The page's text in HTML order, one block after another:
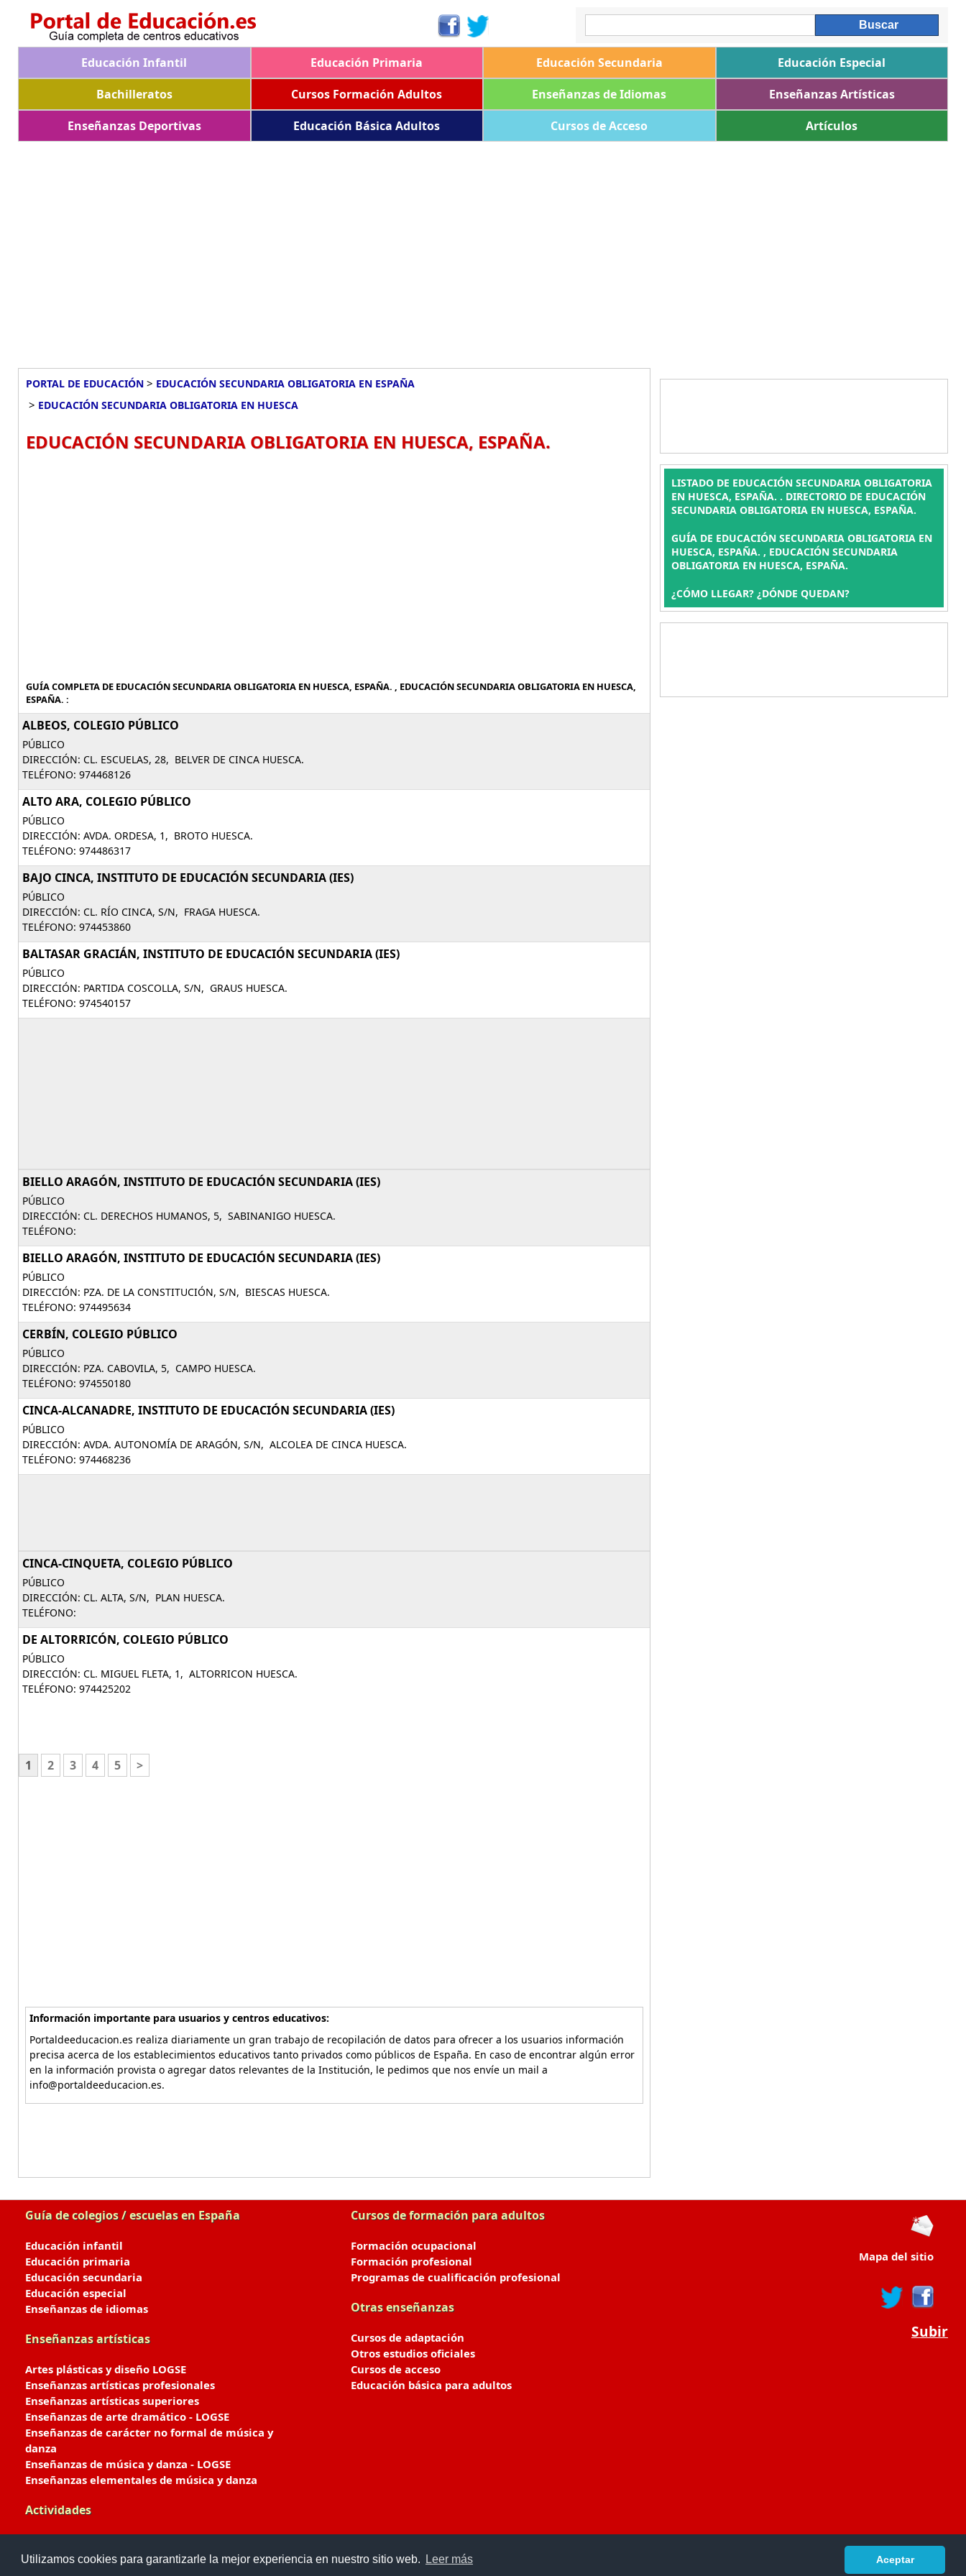
Utilizamos cookies para garantizarle la mejor experiencia en nuestro sitio web. Leer más Aceptar
Educación Infantil Educación Primaria Educación Secundaria
Educación Especial
Bachilleratos
Cursos Formación Adultos Enseñanzas de Idiomas
Enseñanzas Artísticas
Enseñanzas Deportivas
Educación Básica Adultos Cursos de Acceso Artículos
PORTAL DE EDUCACIÓN > EDUCACIÓN SECUNDARIA OBLIGATORIA EN ESPAÑA
> EDUCACIÓN SECUNDARIA OBLIGATORIA EN HUESCA
EDUCACIÓN SECUNDARIA OBLIGATORIA EN HUESCA, ESPAÑA.
GUÍA COMPLETA DE EDUCACIÓN SECUNDARIA OBLIGATORIA EN HUESCA, ESPAÑA. , EDUCACIÓN SECUNDARIA OBLIGATORIA EN HUESCA,
ESPAÑA. :
ALBEOS, COLEGIO PÚBLICO
PÚBLICO
DIRECCIÓN: CL. ESCUELAS, 28, BELVER DE CINCA HUESCA.
TELÉFONO: 974468126
ALTO ARA, COLEGIO PÚBLICO
PÚBLICO
DIRECCIÓN: AVDA. ORDESA, 1, BROTO HUESCA.
TELÉFONO: 974486317
BAJO CINCA, INSTITUTO DE EDUCACIÓN SECUNDARIA (IES)
PÚBLICO
DIRECCIÓN: CL. RÍO CINCA, S/N, FRAGA HUESCA.
TELÉFONO: 974453860
BALTASAR GRACIÁN, INSTITUTO DE EDUCACIÓN SECUNDARIA (IES)
PÚBLICO
DIRECCIÓN: PARTIDA COSCOLLA, S/N, GRAUS HUESCA.
TELÉFONO: 974540157
BIELLO ARAGÓN, INSTITUTO DE EDUCACIÓN SECUNDARIA (IES)
PÚBLICO
DIRECCIÓN: CL. DERECHOS HUMANOS, 5, SABINANIGO HUESCA.
TELÉFONO:
BIELLO ARAGÓN, INSTITUTO DE EDUCACIÓN SECUNDARIA (IES)
PÚBLICO
DIRECCIÓN: PZA. DE LA CONSTITUCIÓN, S/N, BIESCAS HUESCA.
TELÉFONO: 974495634
CERBÍN, COLEGIO PÚBLICO
PÚBLICO
DIRECCIÓN: PZA. CABOVILA, 5, CAMPO HUESCA.
TELÉFONO: 974550180
CINCA-ALCANADRE, INSTITUTO DE EDUCACIÓN SECUNDARIA (IES)
PÚBLICO
DIRECCIÓN: AVDA. AUTONOMÍA DE ARAGÓN, S/N, ALCOLEA DE CINCA HUESCA.
TELÉFONO: 974468236
CINCA-CINQUETA, COLEGIO PÚBLICO
PÚBLICO
DIRECCIÓN: CL. ALTA, S/N, PLAN HUESCA.
TELÉFONO:
DE ALTORRICÓN, COLEGIO PÚBLICO
PÚBLICO
DIRECCIÓN: CL. MIGUEL FLETA, 1, ALTORRICON HUESCA.
TELÉFONO: 974425202
1 2 3 4 5 >
Información importante para usuarios y centros educativos:
Portaldeeducacion.es realiza diariamente un gran trabajo de recopilación de datos para ofrecer a los usuarios información
precisa acerca de los establecimientos educativos tanto privados como públicos de España. En caso de encontrar algún error
en la información provista o agregar datos relevantes de la Institución, le pedimos que nos envíe un mail a
info@portaldeeducacion.es.
LISTADO DE EDUCACIÓN SECUNDARIA OBLIGATORIA
EN HUESCA, ESPAÑA. . DIRECTORIO DE EDUCACIÓN
SECUNDARIA OBLIGATORIA EN HUESCA, ESPAÑA.
GUÍA DE EDUCACIÓN SECUNDARIA OBLIGATORIA EN
HUESCA, ESPAÑA. , EDUCACIÓN SECUNDARIA
OBLIGATORIA EN HUESCA, ESPAÑA.
¿CÓMO LLEGAR? ¿DÓNDE QUEDAN?
Guía de colegios / escuelas en España
Educación infantil
Educación primaria
Educación secundaria
Educación especial
Enseñanzas de idiomas
Enseñanzas artísticas
Artes plásticas y diseño LOGSE
Enseñanzas artísticas profesionales
Enseñanzas artísticas superiores
Enseñanzas de arte dramático - LOGSE
Enseñanzas de carácter no formal de música y
danza
Enseñanzas de música y danza - LOGSE
Enseñanzas elementales de música y danza
Actividades
Cursos de formación para adultos
Formación ocupacional
Formación profesional
Programas de cualificación profesional
Otras enseñanzas
Cursos de adaptación
Otros estudios oficiales
Cursos de acceso
Educación básica para adultos
Mapa del sitio
Subir
portaldeeducacion.es/- © 2019 -Contacto